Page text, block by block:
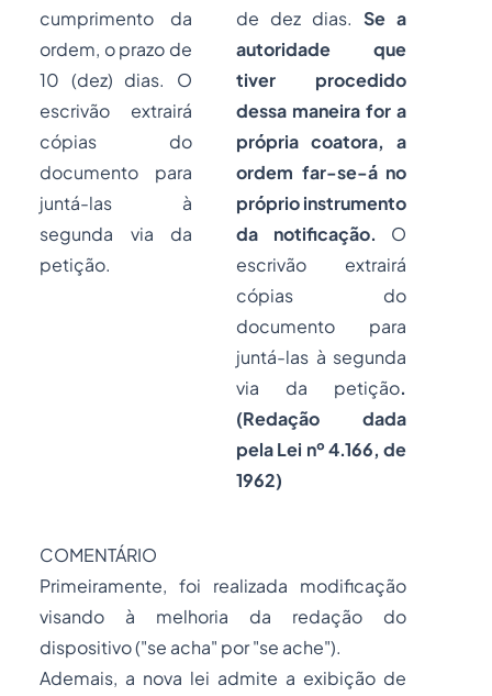
cumprimento da
ordem, o prazo de
10 (dez) dias. O
escrivão extrairá
cópias do
documento para
juntá-las à
segunda via da
petição.
de dez dias. Se a
autoridade que
tiver procedido
dessa maneira for a
própria coatora, a
ordem far-se-á no
próprio instrumento
da notificação. O
escrivão extrairá
cópias do
documento para
juntá-las à segunda
via da petição.
(Redação dada
pela Lei nº 4.166, de
1962)
COMENTÁRIO
Primeiramente, foi realizada modificação
visando à melhoria da redação do
dispositivo ("se acha" por "se ache").
Ademais, a nova lei admite a exibição de